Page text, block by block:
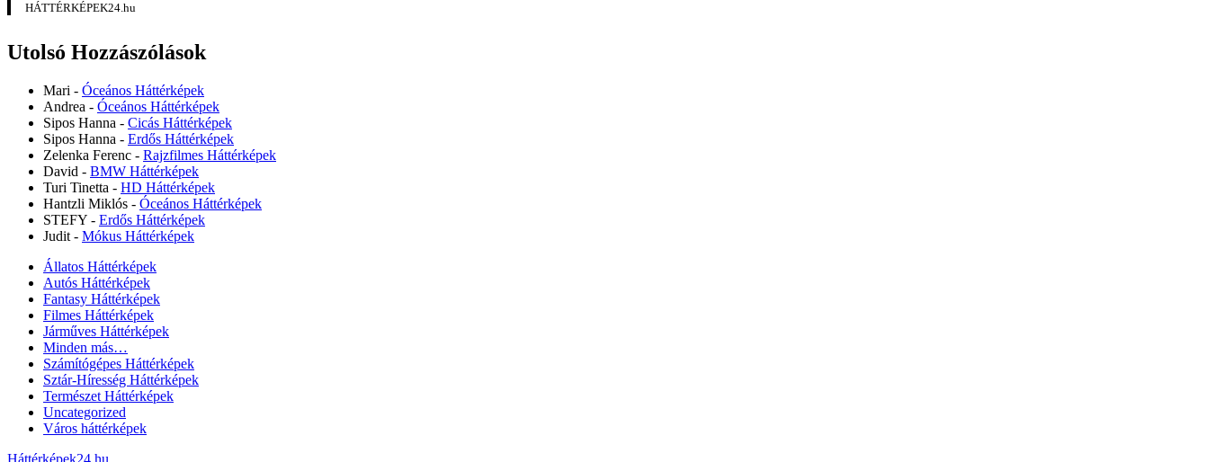
HÁTTÉRKÉPEK24.hu
Utolsó Hozzászólások
Mari - Óceános Háttérképek
Andrea - Óceános Háttérképek
Sipos Hanna - Cicás Háttérképek
Sipos Hanna - Erdős Háttérképek
Zelenka Ferenc - Rajzfilmes Háttérképek
David - BMW Háttérképek
Turi Tinetta - HD Háttérképek
Hantzli Miklós - Óceános Háttérképek
STEFY - Erdős Háttérképek
Judit - Mókus Háttérképek
Állatos Háttérképek
Autós Háttérképek
Fantasy Háttérképek
Filmes Háttérképek
Járműves Háttérképek
Minden más…
Számítógépes Háttérképek
Sztár-Híresség Háttérképek
Természet Háttérképek
Uncategorized
Város háttérképek
Háttérképek24.hu